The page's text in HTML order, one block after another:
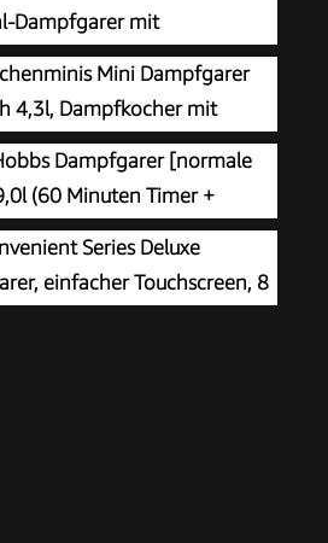
Dampfgarer mit
3/4/5-stöckiges
zum Garen von
Suppen, Eintöpfen
Mini Dampfgarer
4,3l, Dampfkocher mit
Funktion, elektrische
2 Garbehälter
Dampfgarer [normale
(60 Minuten Timer +
3
Dampfgarbehälter +
+ 6 Eierhalter/Eierkocher,
Series Deluxe
einfacher Touchscreen, 8
Edelstahl/weiß, VC502D